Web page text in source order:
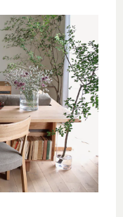
シーポリシー
引法に基づく表記
名古屋市中川区好
Google map